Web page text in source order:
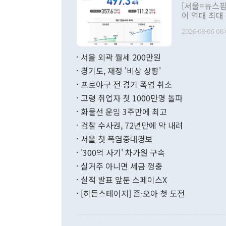
관 부처 장
관의 무리한
다. [정동영 통일부 장관이 지난달 23일 오후 서울 종로구 정부서울청사에
무너졌다고
함께 4자 대
"우리의 선
관은 업무
[서울=뉴스
어 역대 최
료=한국은행] 한국은행이 6일 발표한 '2026년 6월 국제수지(잠정)'
며 월간 기
196.9% 급
수출은
기록했지만
로 전환됐다.
는 배당수입
2026-08-06
서울 외곽 월세 200만원
경기도, 재정 '비상 상황'
프로야구 전 경기 폭염 취소
고령 취업자 첫 1000만명 돌파
화물선 운임 3주만에 최고
검찰 수사권, 72년만에 막 내려
서울 첫 폭염중대경보
'300억 사기' 차가원 구속
실거주 아니면 세금 껑충
실적 발표 앞둔 스페이스X
[히든스테이지] 즌·오아 첫 도전